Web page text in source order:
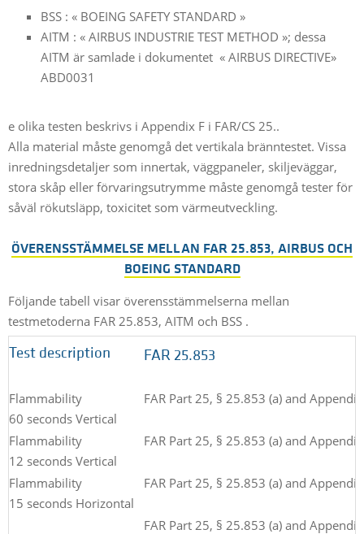
BSS : « BOEING SAFETY STANDARD »
AITM : « AIRBUS INDUSTRIE TEST METHOD »; dessa
AITM är samlade i dokumentet « AIRBUS DIRECTIVE»
ABD0031
e olika testen beskrivs i Appendix F i FAR/CS 25..
Alla material måste genomgå det vertikala bränntestet. Vissa
inredningsdetaljer som innertak, väggpaneler, skiljeväggar,
stora skåp eller förvaringsutrymme måste genomgå tester för
såväl rökutsläpp, toxicitet som värmeutveckling.
ÖVERENSSTÄMMELSE MELLAN FAR 25.853, AIRBUS OCH
BOEING STANDARD
Följande tabell visar överensstämmelserna mellan
testmetoderna FAR 25.853, AITM och BSS .
Test description FAR 25.853
Flammability
60 seconds Vertical
FAR Part 25, § 25.853 (a) and
Flammability
12 seconds Vertical
FAR Part 25, § 25.853 (a) and
Flammability
15 seconds Horizontal
FAR Part 25, § 25.853 (a) and
FAR Part 25, § 25.853 (a) and